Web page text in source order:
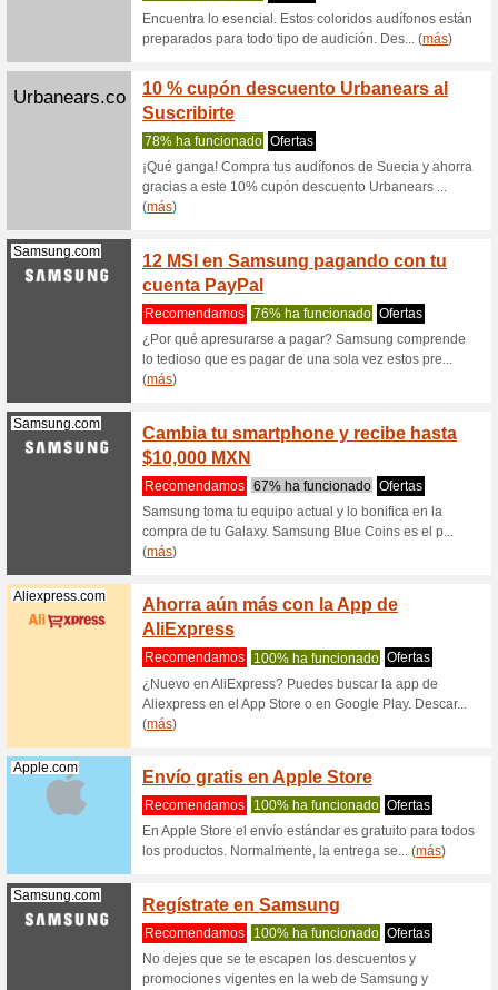
Radioshack.com.mx
Get
with
Cupón
Geekbuying.com
este
(más)
Geekbuying.com
$20